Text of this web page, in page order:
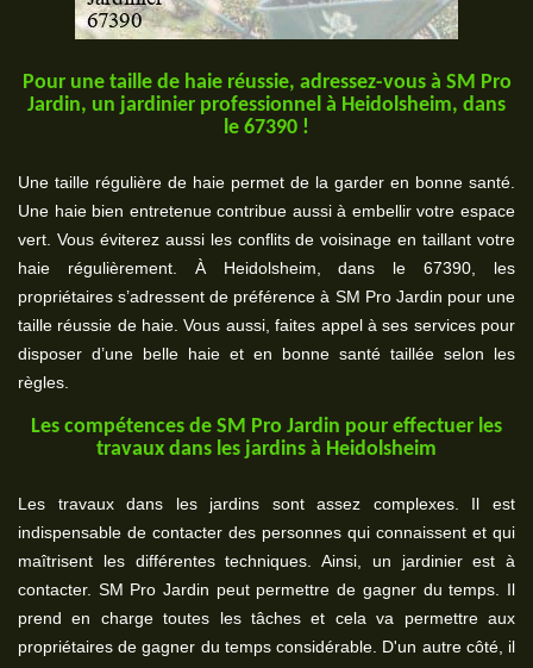
Pour une taille de haie réussie, adressez-vous à SM Pro
Jardin, un jardinier professionnel à Heidolsheim, dans
le 67390 !
Une taille régulière de haie permet de la garder en bonne santé.
Une haie bien entretenue contribue aussi à embellir votre espace
vert. Vous éviterez aussi les conflits de voisinage en taillant votre
haie régulièrement. À Heidolsheim, dans le 67390, les
propriétaires s’adressent de préférence à SM Pro Jardin pour une
taille réussie de haie. Vous aussi, faites appel à ses services pour
disposer d’une belle haie et en bonne santé taillée selon les
règles.
Les compétences de SM Pro Jardin pour effectuer les
travaux dans les jardins à Heidolsheim
Les travaux dans les jardins sont assez complexes. Il est
indispensable de contacter des personnes qui connaissent et qui
maîtrisent les différentes techniques. Ainsi, un jardinier est à
contacter. SM Pro Jardin peut permettre de gagner du temps. Il
prend en charge toutes les tâches et cela va permettre aux
propriétaires de gagner du temps considérable. D'un autre côté, il